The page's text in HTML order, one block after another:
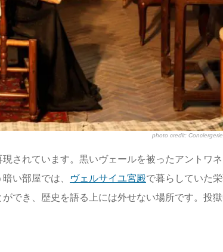
photo credit: Conciergerie
されています。黒いヴェールを被ったアントワ
い部屋では、
ヴェルサイユ宮殿で暮らしていた
でき、歴史を語る上には外せない場所です。投